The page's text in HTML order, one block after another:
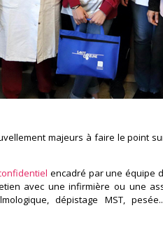
majeurs à faire le point
encadré par une équipe
avec une infirmière ou une
dépistage MST,